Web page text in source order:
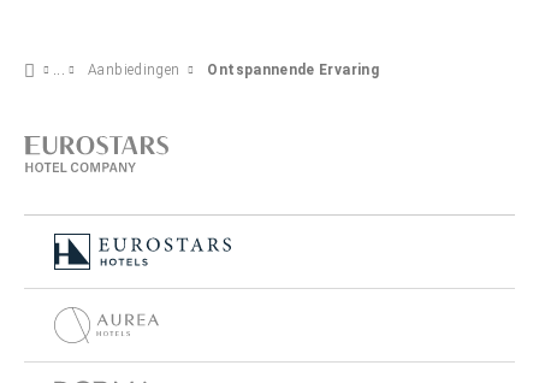
Aanbiedingen Ontspannende Ervaring